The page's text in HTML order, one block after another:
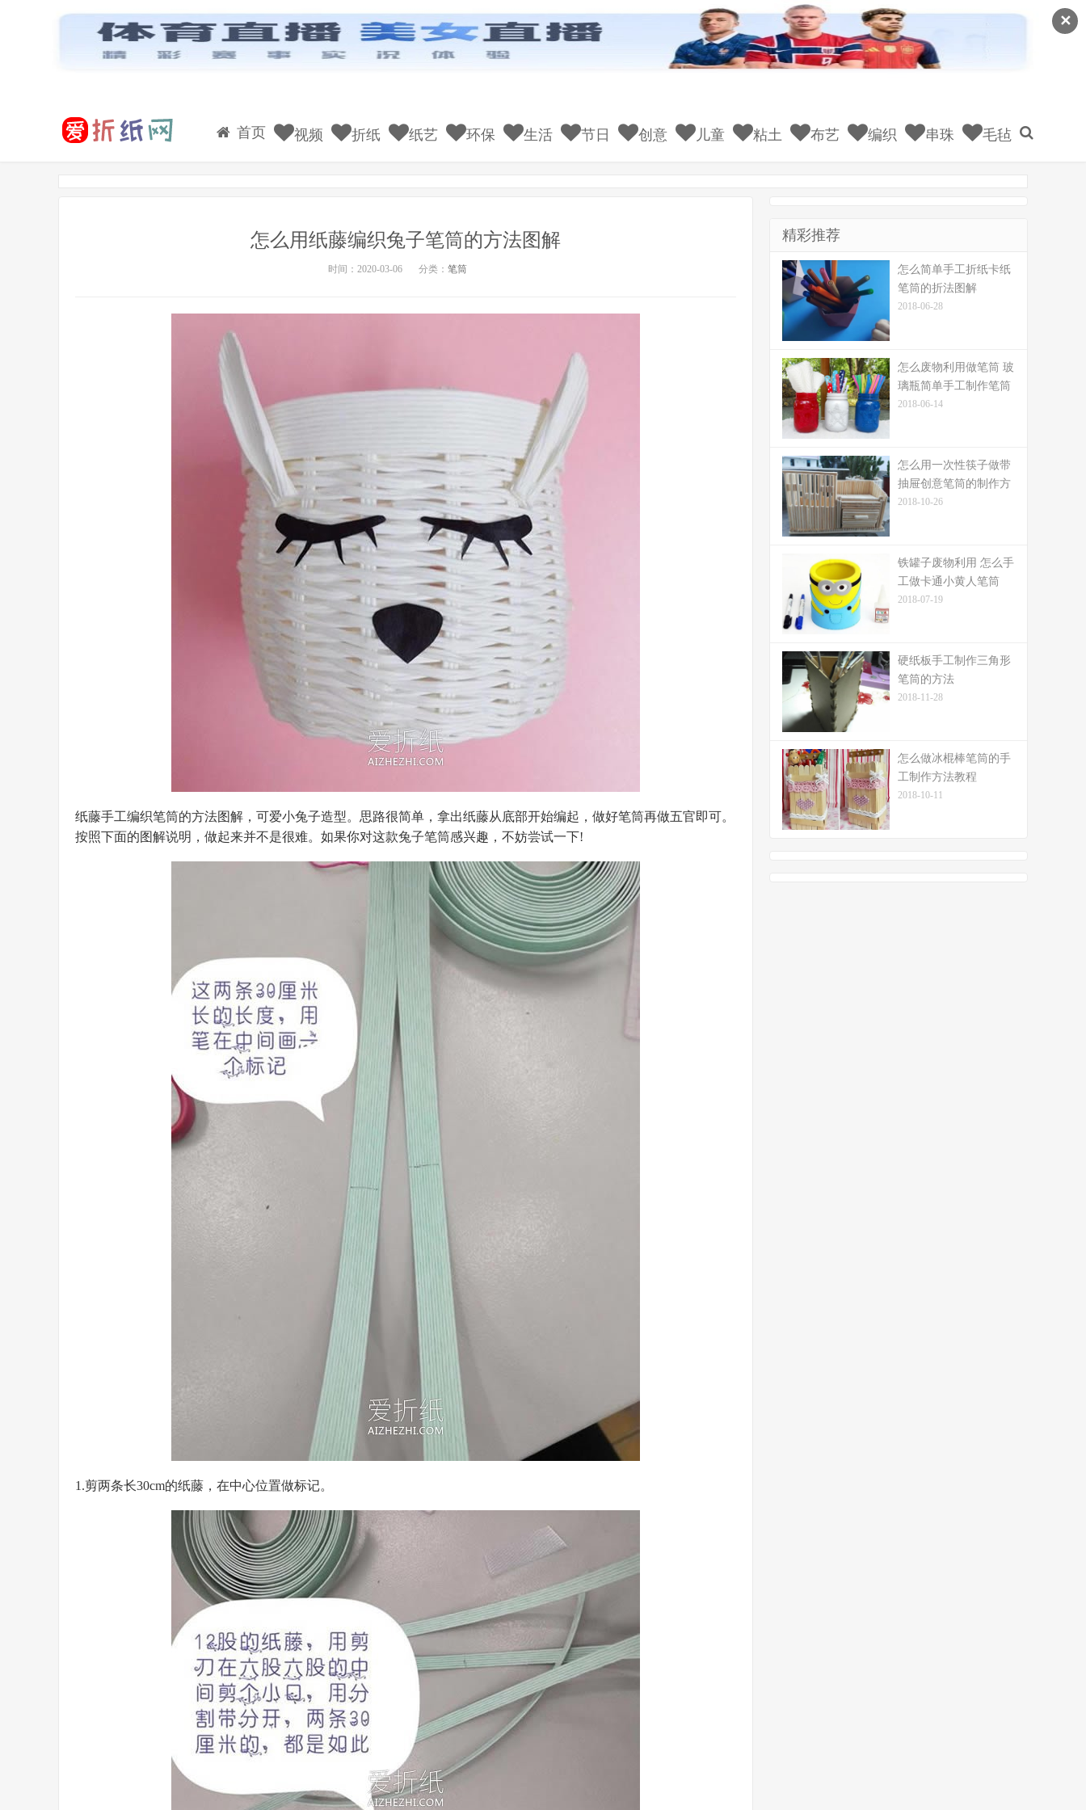
✕
首页 视频 折纸 纸艺 环保 生活 节日 创意 儿童 粘土 布艺 编织 串珠 毛毡
怎么用纸藤编织兔子笔筒的方法图解
时间：2020-03-06 分类： 笔筒
纸藤手工编织笔筒的方法图解，可爱小兔子造型。思路很简单，拿出纸藤从底部开始编起，做好笔筒再做五官即可。
按照下面的图解说明，做起来并不是很难。如果你对这款兔子笔筒感兴趣，不妨尝试一下!
1.剪两条长30cm的纸藤，在中心位置做标记。
精彩推荐
怎么简单手工折纸卡纸
笔筒的折法图解
2018-06-28
怎么废物利用做笔筒 玻
璃瓶简单手工制作笔筒
2018-06-14
怎么用一次性筷子做带
抽屉创意笔筒的制作方
法
2018-10-26
铁罐子废物利用 怎么手
工做卡通小黄人笔筒
2018-07-19
硬纸板手工制作三角形
笔筒的方法
2018-11-28
怎么做冰棍棒笔筒的手
工制作方法教程
2018-10-11